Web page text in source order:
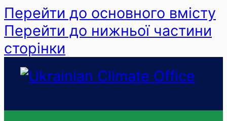
Перейти до основного вмісту
Перейти до нижньої частини
сторінки